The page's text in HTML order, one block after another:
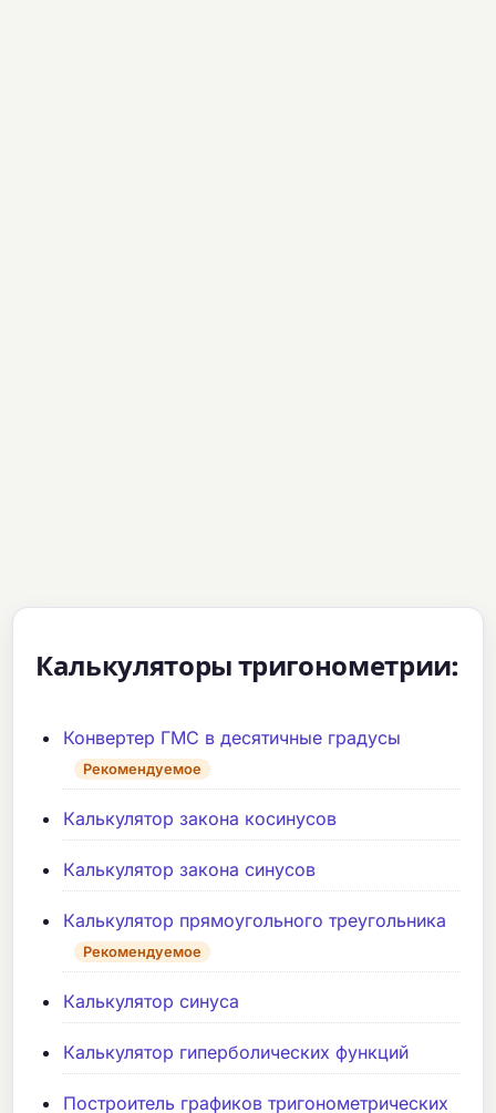
Калькуляторы тригонометрии:
Конвертер ГМС в десятичные градусы
Рекомендуемое
Калькулятор закона косинусов
Калькулятор закона синусов
Калькулятор прямоугольного треугольника
Рекомендуемое
Калькулятор синуса
Калькулятор гиперболических функций
Построитель графиков тригонометрических